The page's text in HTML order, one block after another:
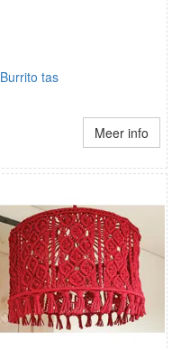
Burrito tas
Meer info